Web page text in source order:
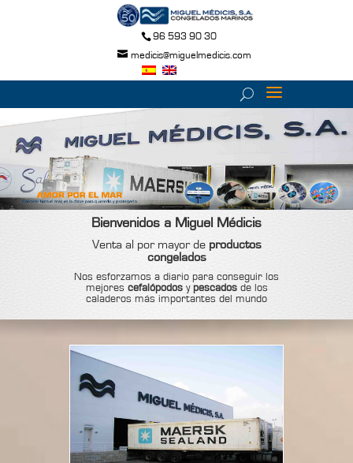
96 593 90 30
medicis@miguelmedicis.com
Bienvenidos a Miguel Médicis
Venta al por mayor de productos
congelados
Nos esforzamos a diario para conseguir los
mejores cefalópodosy pescadosde los
caladeros más importantes del mundo